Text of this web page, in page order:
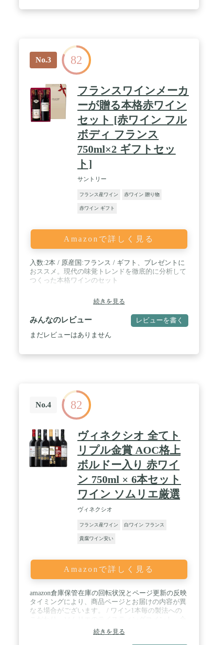
No.3 82
フランスワインメーカ
ーが贈る本格赤ワイン
セット [赤ワイン フル
ボディ フランス
750ml×2 ギフトセッ
ト]
サントリー
フランス産ワイン 赤ワイン 贈り物
赤ワイン ギフト
Amazonで詳しく見る
入数:2本 / 原産国:フランス / ギフト、プレゼントに
おススメ。現代の味覚トレンドを徹底的に分析して
つくった本格ワインのセット
続きを見る
みんなのレビュー レビューを書く
まだレビューはありません
No.4 82
ヴィネクシオ 全てト
リプル金賞 AOC格上
ボルドー入り 赤ワイ
ン 750ml × 6本セット
ワイン ソムリエ厳選
ヴィネクシオ
フランス産ワイン 白ワイン フランス
貴腐ワイン安い
Amazonで詳しく見る
amazon倉庫保管在庫の回転状況とページ更新の反映
タイミングにより、商品ページとお届けの内容が異
なる場合がございます。 / ワイン1本毎の製法への
わせやすいお料理などを記載した説明書きを同封し
ております。ぜひ読みながらワインをお楽しみくだ
続きを見る